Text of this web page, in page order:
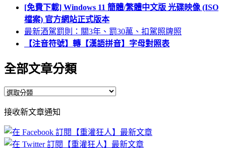
[免費下載] Windows 11 簡體/繁體中文版 光碟映像 (ISO
檔案) 官方網站正式版本
最新酒駕罰則：關3年、罰30萬、扣駕照牌照
【注音符號】轉【漢語拼音】字母對照表
全部文章分類
全
文
章
分
接收新文章通知